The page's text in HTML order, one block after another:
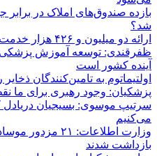
بازده صندوق‌های املاک در
شد؟
ارائه دو میلیون و ۴۲۶ هزار خدمت بهداشتی و درمانی به زائران
ظفرقندی: توسعه آموزش
آینده کشور است
اولتیماتوم به تامین‌کنندگان
پزشکیان: وجود رهبری برای ما
سرتیپ موسوی: بسیجیان دریادل
می‌کنیم
بازداشت شدند